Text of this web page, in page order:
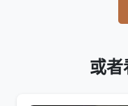
或者